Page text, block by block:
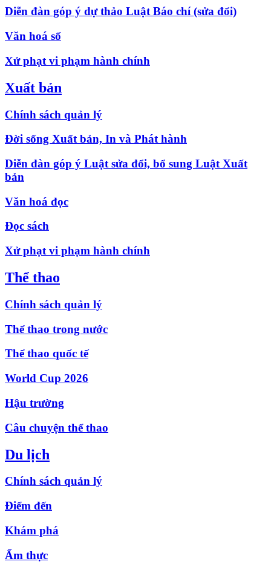
Diễn đàn góp ý dự thảo Luật Báo chí (sửa đổi)
Văn hoá số
Xử phạt vi phạm hành chính
Xuất bản
Chính sách quản lý
Đời sống Xuất bản, In và Phát hành
Diễn đàn góp ý Luật sửa đổi, bổ sung Luật Xuất
bản
Văn hoá đọc
Đọc sách
Xử phạt vi phạm hành chính
Thể thao
Chính sách quản lý
Thể thao trong nước
Thể thao quốc tế
World Cup 2026
Hậu trường
Câu chuyện thể thao
Du lịch
Chính sách quản lý
Điểm đến
Khám phá
Ẩm thực